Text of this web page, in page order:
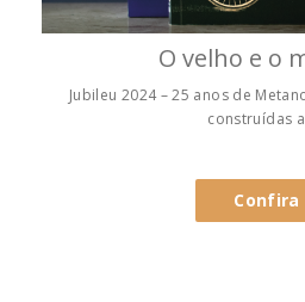
O velho e o
Jubileu 2024 – 25 anos de
construídas
Confira